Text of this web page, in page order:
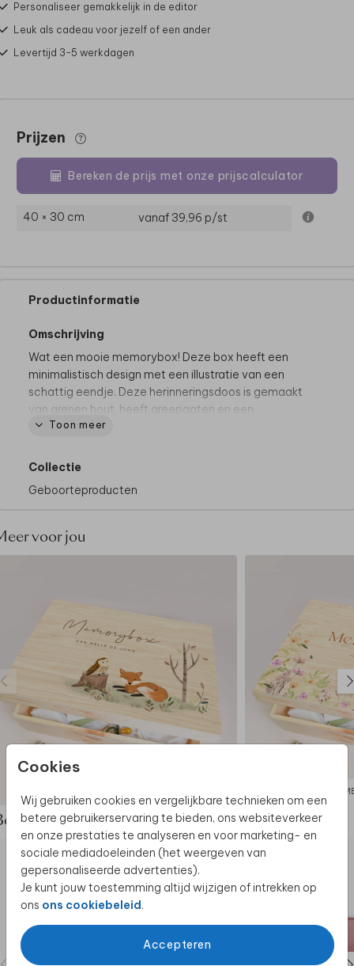
Cookies
Wij gebruiken cookies en vergelijkbare technieken om een
betere gebruikerservaring te bieden, ons websiteverkeer
en onze prestaties te analyseren en voor marketing- en
sociale mediadoeleinden (het weergeven van
gepersonaliseerde advertenties).
Je kunt jouw toestemming altijd wijzigen of intrekken op
ons ons cookiebeleid.
Accepteren
Personaliseer gemakkelijk in de editor
Leuk als cadeau voor jezelf of een ander
Levertijd 3-5 werkdagen
Prijzen
Bereken de prijs met onze prijscalculator
40 × 30 cm vanaf 39,96 p/st
Productinformatie
Omschrijving
Wat een mooie memorybox! Deze box heeft een
minimalistisch design met een illustratie van een
schattig eendje. Deze herinneringsdoos is gemaakt
van grenen hout, heeft greepgaten en een
vastzittende deksel met afgeronde hoeken. Je kunt
personaliseren in de editor. Zo onwijs leuk!
Goed om te weten:
geen volledig gekleurde achtergrond te kiezen.
• Hout is een natuurlijk product, dus iedere memory
geproduceerd dan jouw kaart: de kleuren kunnen dus
nét wat anders uitpakken.
Dit product maakt deel uit vaneen complete set in
deze stijl.
Toon meer
Collectie
Geboorteproducten
voor jou
de complete set